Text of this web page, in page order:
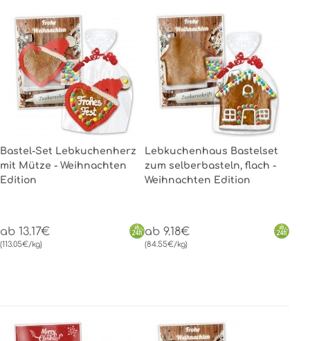
Bastel-Set Lebkuchenherz
mit Mütze - Weihnachten
Edition
ab 13.17€
(113.05€/kg)
Lebkuchenhaus Bastelset
zum selberbasteln, flach -
Weihnachten Edition
ab 9.18€
(84.55€/kg)